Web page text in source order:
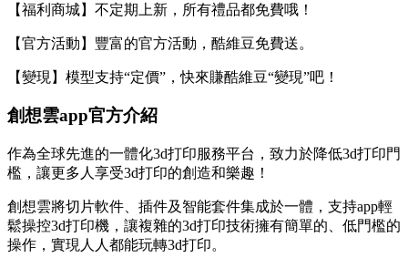
【福利商城】不定期上新，所有禮品都免費哦！
【官方活動】豐富的官方活動，酷維豆免費送。
【變現】模型支持“定價”，快來賺酷維豆“變現”吧！
創想雲app官方介紹
作為全球先進的一體化3d打印服務平台，致力於降低3d打印門
檻，讓更多人享受3d打印的創造和樂趣！
創想雲將切片軟件、插件及智能套件集成於一體，支持app輕
鬆操控3d打印機，讓複雜的3d打印技術擁有簡單的、低門檻的
操作，實現人人都能玩轉3d打印。